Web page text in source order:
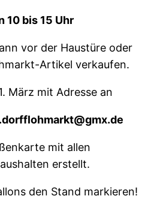
10 bis 15 Uhr
vor der Haustüre oder
Artikel verkaufen.
März mit Adresse an
mit allen
erstellt.
den Stand markieren!